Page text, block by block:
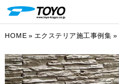
HOME エクステリア施工事例集